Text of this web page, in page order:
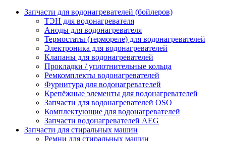
Запчасти для водонагревателей (бойлеров)
ТЭН для водонагревателя
Аноды для водонагревателя
Термостаты (термореле) для водонагревателей
Электроника для водонагревателей
Клапаны для водонагревателей
Прокладки / уплотнительные кольца
Ремкомплекты водонагревателей
Фурнитура для водонагревателей
Крепёжные элементы для водонагревателей
Запчасти для водонагревателей OSO
Комплектующие для водонагревателей
Запчасти водонагревателей AEG
Запчасти для стиральных машин
Ремни для стиральных машин